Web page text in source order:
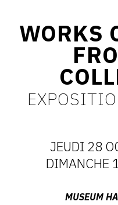
À
À
WORKS
JEUDI 28
DIMANCHE
MUSEUM